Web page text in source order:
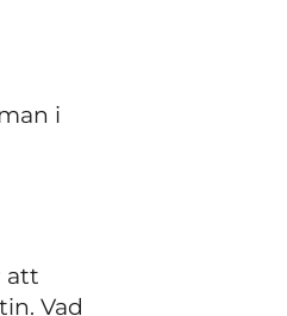
i
att
Vad